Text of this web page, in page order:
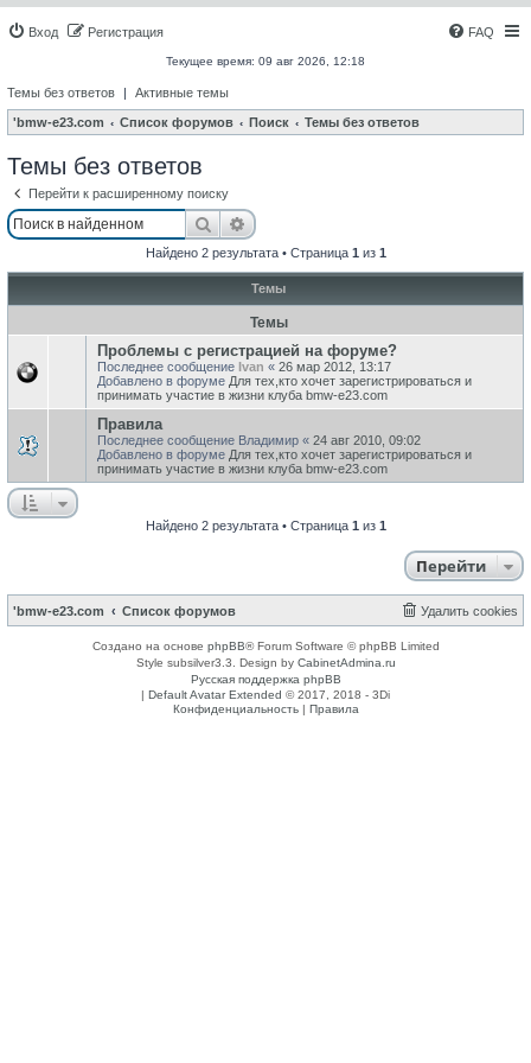
Вход Регистрация FAQ
Текущее время: 09 авг 2026, 12:18
Темы без ответов | Активные темы
'bmw-e23.com Список форумов Поиск Темы без ответов
Темы без ответов
Перейти к расширенному поиску
ПоискРасширенный поиск
Найдено 2 результата • Страница 1 из 1
Темы
Темы
Проблемы с регистрацией на форуме?
Последнее сообщение Ivan « 26 мар 2012, 13:17
Добавлено в форуме Для тех,кто хочет зарегистрироваться и
принимать участие в жизни клуба bmw-e23.com
Правила
Последнее сообщение Владимир « 24 авг 2010, 09:02
Добавлено в форуме Для тех,кто хочет зарегистрироваться и
принимать участие в жизни клуба bmw-e23.com
Найдено 2 результата • Страница 1 из 1
Перейти
'bmw-e23.com Список форумов Удалить cookies
Создано на основе phpBB® Forum Software © phpBB Limited
Style subsilver3.3. Design by CabinetAdmina.ru
Русская поддержка phpBB
| Default Avatar Extended © 2017, 2018 - 3Di
Конфиденциальность| Правила